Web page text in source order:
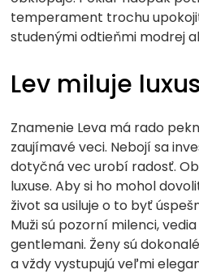
temperament trochu
studenými odtieňmi modrej
Lev miluje luxus
Znamenie Leva má rado
zaujímavé veci. Nebojí sa
dotyčná vec urobí radosť.
luxuse. Aby si ho mohol
život sa usiluje o to byť
Muži sú pozorní milenci,
gentlemani. Ženy sú
a vždy vystupujú veľmi